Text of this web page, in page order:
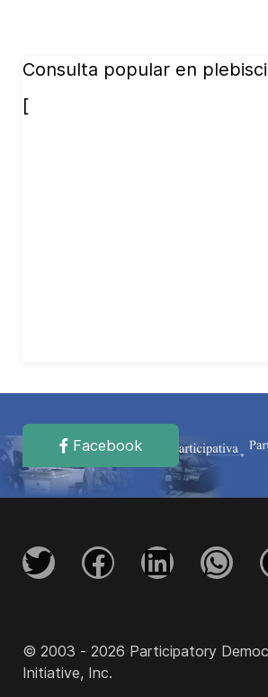
Consulta popular en
[
Facebook
© 2003 - 2026 Participatory
Initiative, Inc.